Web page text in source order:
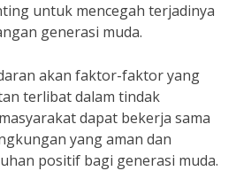
untuk mencegah terjadinya
generasi muda.
akan faktor-faktor yang
terlibat dalam tindak
dapat bekerja sama
yang aman dan
positif bagi generasi muda.